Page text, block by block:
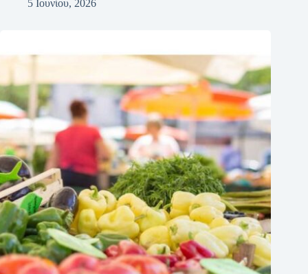
5 Ιουνίου, 2026